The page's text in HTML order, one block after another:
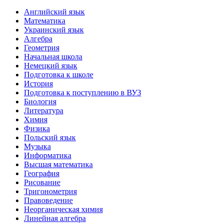
Английский язык
Математика
Украинский язык
Алгебра
Геометрия
Начальная школа
Немецкий язык
Подготовка к школе
История
Подготовка к поступлению в ВУЗ
Биология
Литература
Химия
Физика
Польский язык
Музыка
Информатика
Высшая математика
География
Рисование
Тригонометрия
Правоведение
Неорганическая химия
Линейная алгебра